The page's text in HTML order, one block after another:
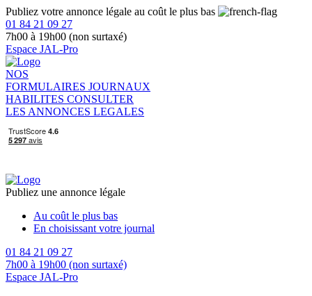
Publiez votre annonce légale au coût le plus bas
01 84 21 09 27
7h00 à 19h00 (non surtaxé)
Espace JAL-Pro
NOS
FORMULAIRES JOURNAUX
HABILITES CONSULTER
LES ANNONCES LEGALES
Publiez une annonce légale
Au coût le plus bas
En choisissant votre journal
01 84 21 09 27
7h00 à 19h00 (non surtaxé)
Espace JAL-Pro